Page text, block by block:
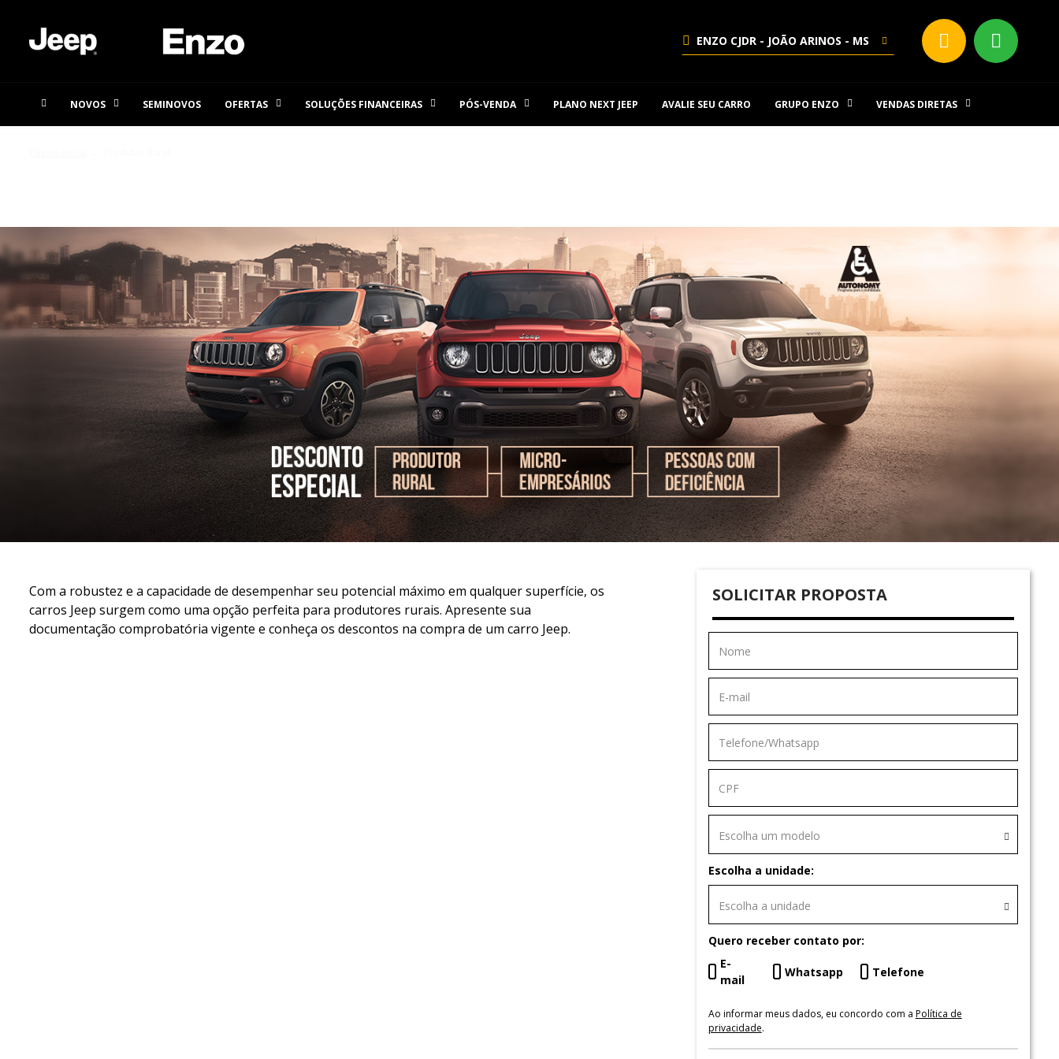
ENZO CJDR - JOÃO ARINOS - MS
NOVOS SEMINOVOS OFERTAS SOLUÇÕES FINANCEIRAS PÓS-VENDA PLANO NEXT JEEP AVALIE SEU CARRO GRUPO ENZO VENDAS DIRETAS
Com a robustez e a capacidade de desempenhar seu potencial máximo em qualquer superfície, os
carros Jeep surgem como uma opção perfeita para produtores rurais. Apresente sua
documentação comprobatória vigente e conheça os descontos na compra de um carro Jeep.
SOLICITAR PROPOSTA
Escolha um modelo
Escolha a unidade:
Escolha a unidade
Quero receber contato por:
E-
mail
Whatsapp Telefone
Ao informar meus dados, eu concordo com a Política de
privacidade.